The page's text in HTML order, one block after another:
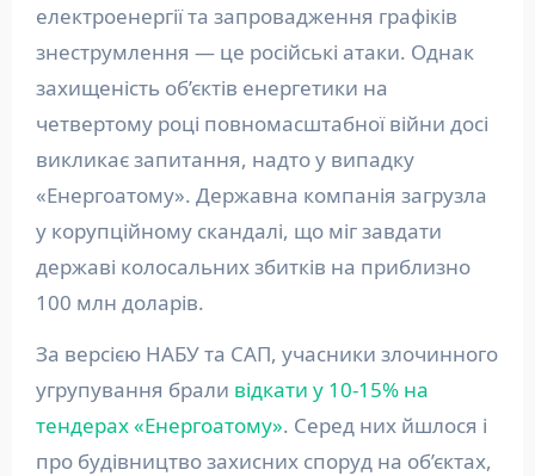
електроенергії та запровадження графіків
знеструмлення — це російські атаки. Однак
захищеність об’єктів енергетики на
четвертому році повномасштабної війни досі
викликає запитання, надто у випадку
«Енергоатому». Державна компанія загрузла
у корупційному скандалі, що міг завдати
державі колосальних збитків на приблизно
100 млн доларів.
За версією НАБУ та САП, учасники злочинного
угрупування брали відкати у 10-15% на
тендерах «Енергоатому». Серед них йшлося і
про будівництво захисних споруд на об’єктах,